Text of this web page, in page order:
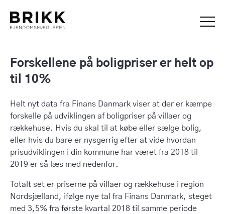
Forskellene på boligpriser er helt op
til 10%
Helt nyt data fra Finans Danmark viser at der er kæmpe
forskelle på udviklingen af boligpriser på villaer og
rækkehuse. Hvis du skal til at købe eller sælge bolig,
eller hvis du bare er nysgerrig efter at vide hvordan
prisudviklingen i din kommune har været fra 2018 til
2019 er så læs med nedenfor.
Totalt set er priserne på villaer og rækkehuse i region
Nordsjælland, ifølge nye tal fra Finans Danmark, steget
med 3,5% fra første kvartal 2018 til samme periode